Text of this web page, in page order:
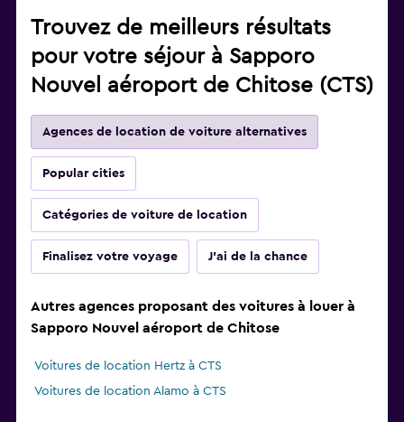
Trouvez de meilleurs résultats
pour votre séjour à Sapporo
Nouvel aéroport de Chitose (CTS)
Agences de location de voiture alternatives
Popular cities
Catégories de voiture de location
Finalisez votre voyage J'ai de la chance
Autres agences proposant des voitures à louer à
Sapporo Nouvel aéroport de Chitose
Voitures de location Hertz à CTS
Voitures de location Alamo à CTS